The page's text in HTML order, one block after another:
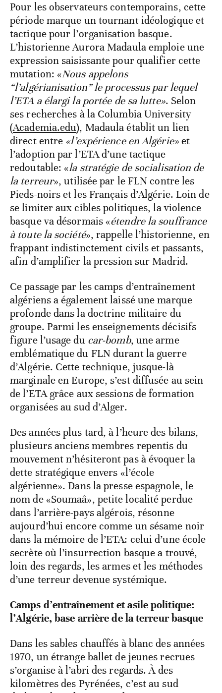
Pour les observateurs contemporains, cette
période marque un tournant idéologique et
tactique pour l’organisation basque.
L’historienne Aurora Madaula emploie une
expression saisissante pour qualifier cette
mutation: «Nous appelons
“l’algérianisation” le processus par lequel
l’ETA a élargi la portée de sa lutte». Selon
ses recherches à la Columbia University
(Academia.edu), Madaula établit un lien
direct entre «l’expérience en Algérie»et
l’adoption par l’ETA d’une tactique
redoutable: «la stratégie de socialisation de
la terreur», utilisée par le FLN contre les
Pieds-noirs et les Français d’Algérie. Loin de
se limiter aux cibles politiques, la violence
basque va désormais «étendre la souffrance
à toute la société», rappelle l’historienne, en
frappant indistinctement civils et passants,
afin d’amplifier la pression sur Madrid.
Ce passage par les camps d’entraînement
algériens a également laissé une marque
profonde dans la doctrine militaire du
groupe. Parmi les enseignements décisifs
figure l’usage du car-bomb, une arme
emblématique du FLN durant la guerre
d’Algérie. Cette technique, jusque-là
marginale en Europe, s’est diffusée au sein
de l’ETA grâce aux sessions de formation
organisées au sud d’Alger.
Des années plus tard, à l’heure des bilans,
plusieurs anciens membres repentis du
mouvement n’hésiteront pas à évoquer la
dette stratégique envers «l’école
algérienne». Dans la presse espagnole, le
nom de «Soumaâ», petite localité perdue
dans l’arrière-pays algérois, résonne
aujourd’hui encore comme un sésame noir
dans la mémoire de l’ETA: celui d’une école
secrète où l’insurrection basque a trouvé,
loin des regards, les armes et les méthodes
d’une terreur devenue systémique.
Camps d’entraînement et asile politique:
l’Algérie, base arrière de la terreur basque
Dans les sables chauffés à blanc des années
1970, un étrange ballet de jeunes recrues
s’organise à l’abri des regards. À des
kilomètres des Pyrénées, c’est au sud